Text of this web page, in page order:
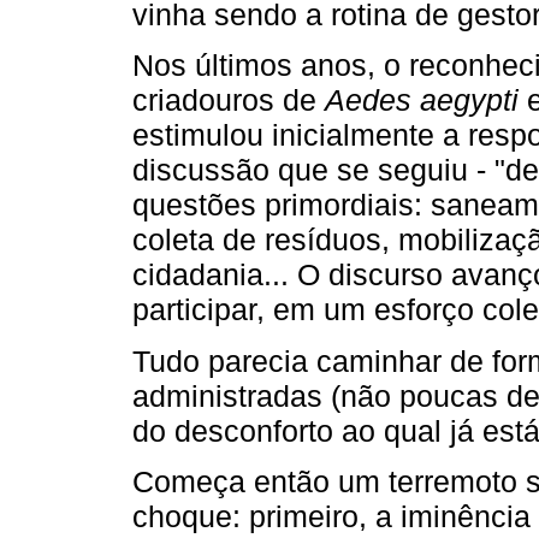
vinha sendo a rotina de
Nos últimos anos, o
criadouros deAedes aegypti
estimulou inicialmente a
discussão que se seguiu -
questões primordiais:
coleta de resíduos,
cidadania... O discurso
participar, em um esforço
Tudo parecia caminhar de
administradas (não poucas
do desconforto ao qual já
Começa então um terremoto
choque: primeiro, a